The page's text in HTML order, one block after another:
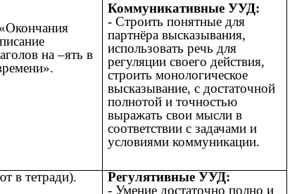
на –ять в
Коммуникативные УУД:
- Строить понятные для
партнёра высказывания,
использовать речь для
регуляции своего действия,
строить монологическое
высказывание, с достаточной
полнотой и точностью
выражать свои мысли в
соответствии с задачами и
условиями коммуникации.
в тетради).
Регулятивные УУД:
- Умение достаточно полно и